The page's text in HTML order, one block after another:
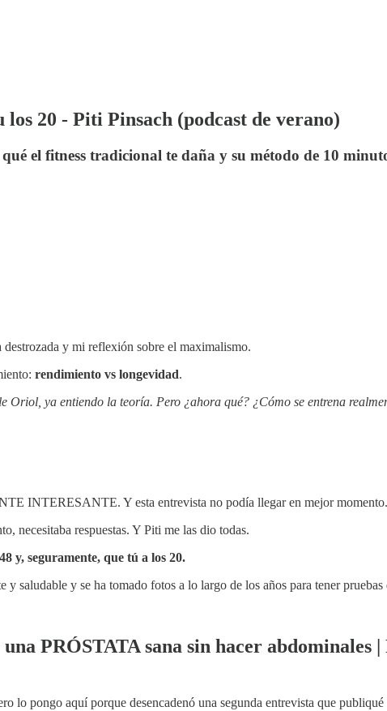
20 - Piti Pinsach (podcast de verano)
el fitness tradicional te daña y su método de 10
y mi reflexión sobre el maximalismo.
rendimiento vs longevidad.
Oriol, ya entiendo la teoría. Pero ¿ahora qué? ¿Cómo se entrena
INTERESANTE. Y esta entrevista no podía llegar en mejor momento.
necesitaba respuestas. Y Piti me las dio todas.
y, seguramente, que tú a los 20.
saludable y se ha tomado fotos a lo largo de los años para tener pruebas
PRÓSTATA sana sin hacer abdominales
lo pongo aquí porque desencadenó una segunda entrevista que publiqué